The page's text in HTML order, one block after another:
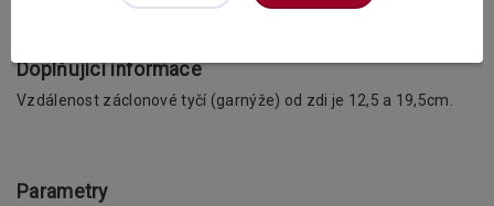
Doplňující informace
Vzdálenost záclonové tyčí (garnýže) od zdi je 12,5 a 19,5cm.
Parametry